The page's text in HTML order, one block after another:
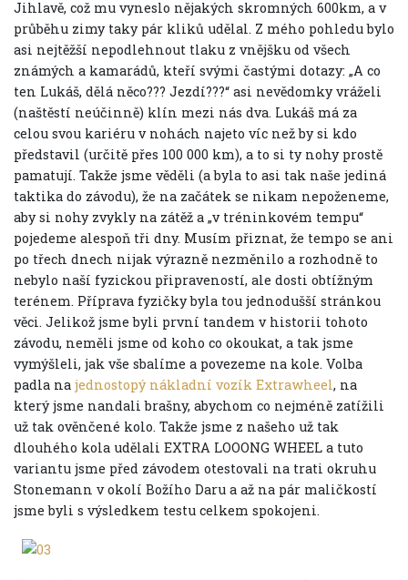
Jihlavě, což mu vyneslo nějakých skromných 600km, a v
průběhu zimy taky pár kliků udělal. Z mého pohledu bylo
asi nejtěžší nepodlehnout tlaku z vnějšku od všech
známých a kamarádů, kteří svými častými dotazy: „A co
ten Lukáš, dělá něco??? Jezdí???“ asi nevědomky vráželi
(naštěstí neúčinně) klín mezi nás dva. Lukáš má za
celou svou kariéru v nohách najeto víc než by si kdo
představil (určitě přes 100 000 km), a to si ty nohy prostě
pamatují. Takže jsme věděli (a byla to asi tak naše jediná
taktika do závodu), že na začátek se nikam nepoženeme,
aby si nohy zvykly na zátěž a „v tréninkovém tempu“
pojedeme alespoň tři dny. Musím přiznat, že tempo se ani
po třech dnech nijak výrazně nezměnilo a rozhodně to
nebylo naší fyzickou připraveností, ale dosti obtížným
terénem. Příprava fyzičky byla tou jednodušší stránkou
věci. Jelikož jsme byli první tandem v historii tohoto
závodu, neměli jsme od koho co okoukat, a tak jsme
vymýšleli, jak vše sbalíme a povezeme na kole. Volba
padla na jednostopý nákladní vozík Extrawheel, na
který jsme nandali brašny, abychom co nejméně zatížili
už tak ověnčené kolo. Takže jsme z našeho už tak
dlouhého kola udělali EXTRA LOOONG WHEEL a tuto
variantu jsme před závodem otestovali na trati okruhu
Stonemann v okolí Božího Daru a až na pár maličkostí
jsme byli s výsledkem testu celkem spokojeni.